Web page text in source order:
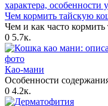
Чем кормить тайскую
Чем и как часто
0 5.7к.
Као-мани
Особенности
0 4.2к.